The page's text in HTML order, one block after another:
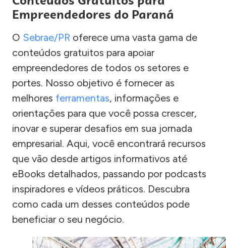
Empreendedores do Paraná
O Sebrae/PR oferece uma vasta gama de
conteúdos gratuitos para apoiar
empreendedores de todos os setores e
portes. Nosso objetivo é fornecer as
melhores ferramentas, informações e
orientações para que você possa crescer,
inovar e superar desafios em sua jornada
empresarial. Aqui, você encontrará recursos
que vão desde artigos informativos até
eBooks detalhados, passando por podcasts
inspiradores e vídeos práticos. Descubra
como cada um desses conteúdos pode
beneficiar o seu negócio.